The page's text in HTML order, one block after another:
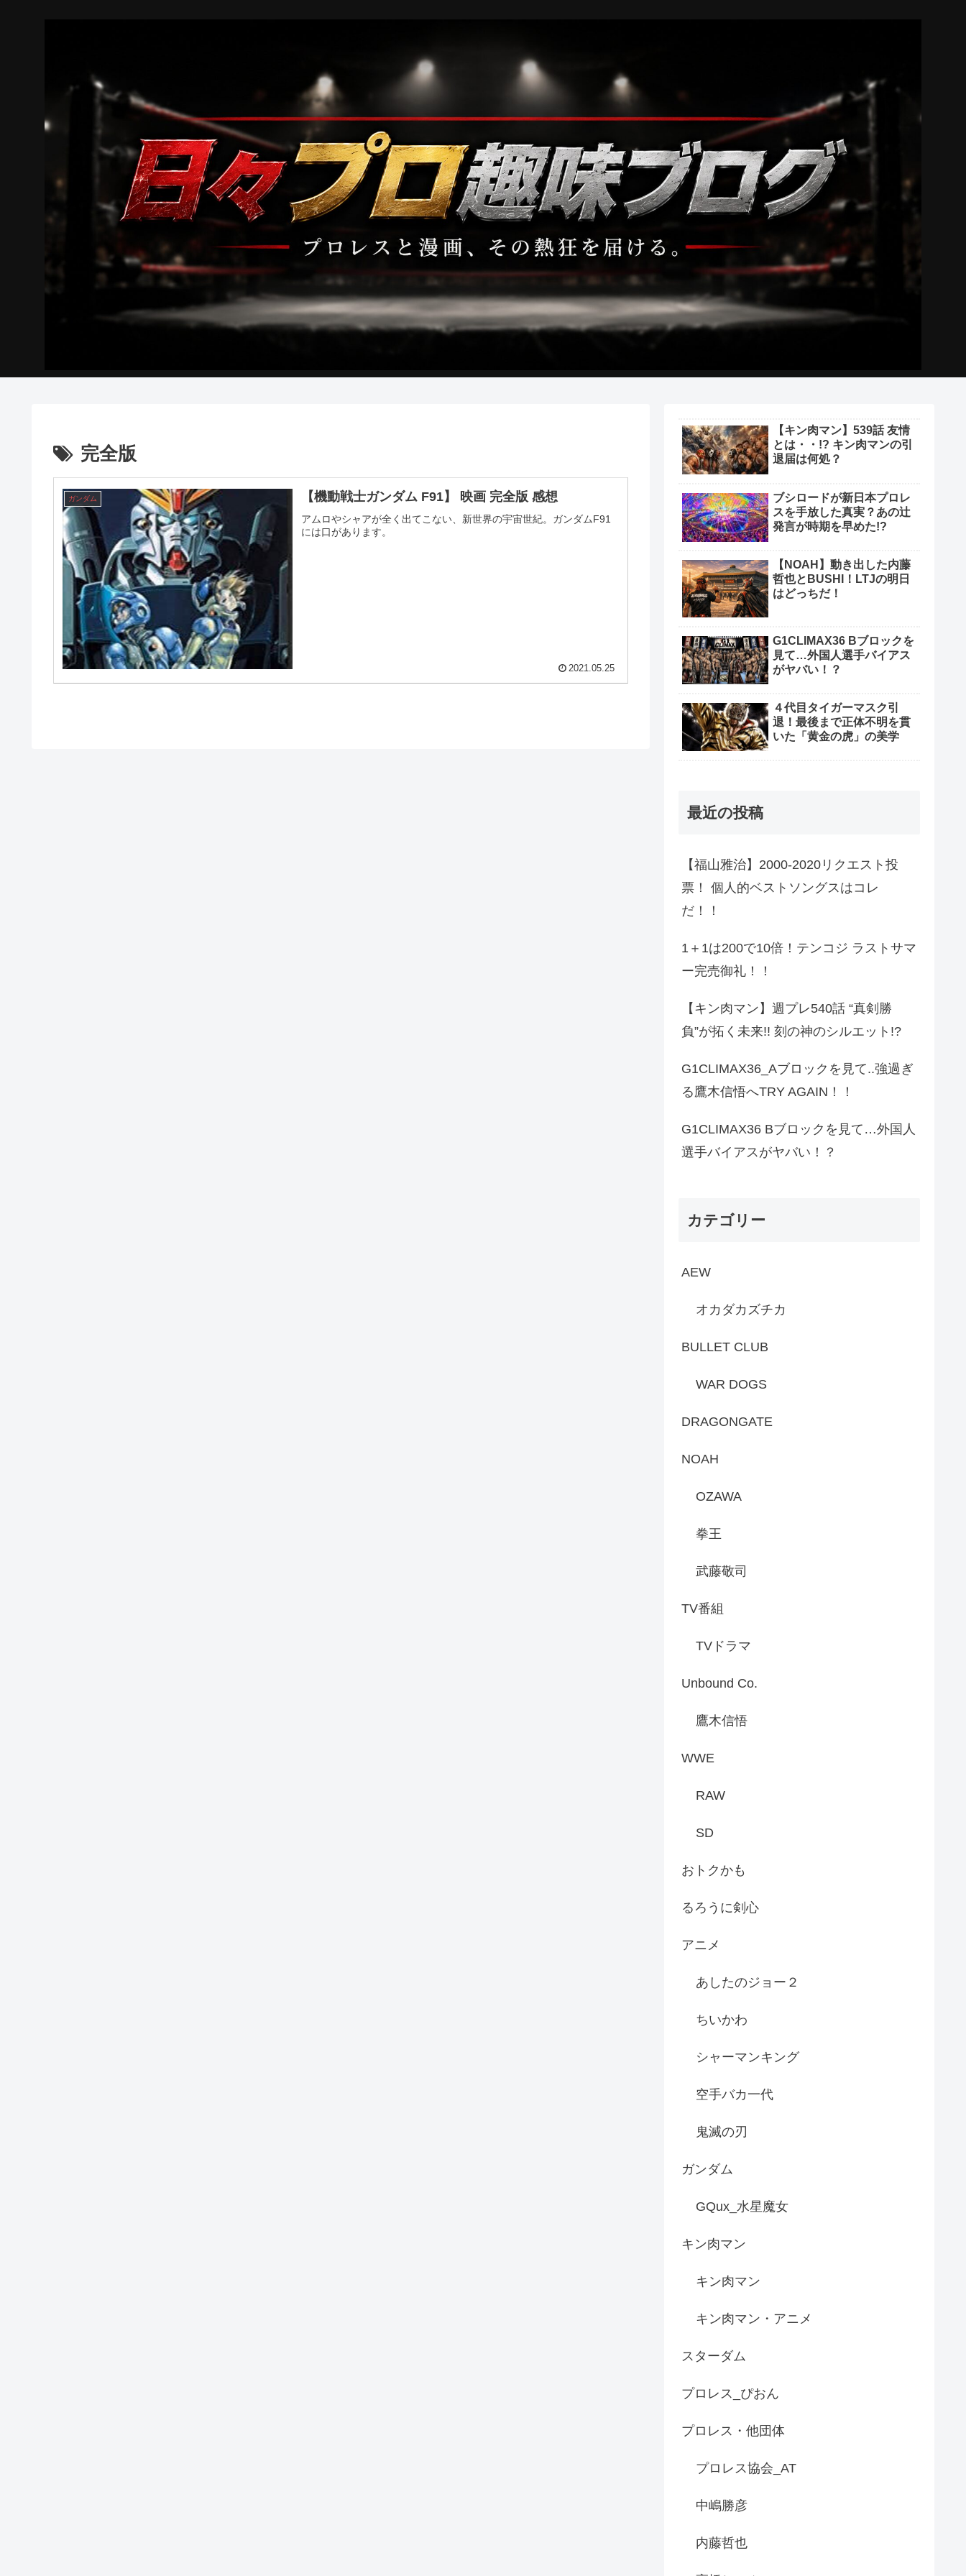
完全版
ガンダム 【機動戦士ガンダム F91】 映画 完全版 感想
アムロやシャアが全く出てこない、新世界の宇宙世紀。ガンダムF91
には口があります。
2021.05.25
【キン肉マン】539話 友情
とは・・!? キン肉マンの引
退届は何処？
ブシロードが新日本プロレ
スを手放した真実？あの辻
発言が時期を早めた!?
【NOAH】動き出した内藤
哲也とBUSHI！LTJの明日
はどっちだ！
G1CLIMAX36 Bブロックを
見て…外国人選手バイアス
がヤバい！？
４代目タイガーマスク引
退！最後まで正体不明を貫
いた「黄金の虎」の美学
最近の投稿
【福山雅治】2000-2020リクエスト投
票！ 個人的ベストソングスはコレ
だ！！
1＋1は200で10倍！テンコジ ラストサマ
ー完売御礼！！
【キン肉マン】週プレ540話 “真剣勝
負”が拓く未来!! 刻の神のシルエット!?
G1CLIMAX36_Aブロックを見て..強過ぎ
る鷹木信悟へTRY AGAIN！！
G1CLIMAX36 Bブロックを見て…外国人
選手バイアスがヤバい！？
カテゴリー
AEW
オカダカズチカ
BULLET CLUB
WAR DOGS
DRAGONGATE
NOAH
OZAWA
拳王
武藤敬司
TV番組
TVドラマ
Unbound Co.
鷹木信悟
WWE
RAW
SD
おトクかも
るろうに剣心
アニメ
あしたのジョー２
ちいかわ
シャーマンキング
空手バカ一代
鬼滅の刃
ガンダム
GQux_水星魔女
キン肉マン
キン肉マン
キン肉マン・アニメ
スターダム
プロレス_ぴおん
プロレス・他団体
プロレス協会_AT
中嶋勝彦
内藤哲也